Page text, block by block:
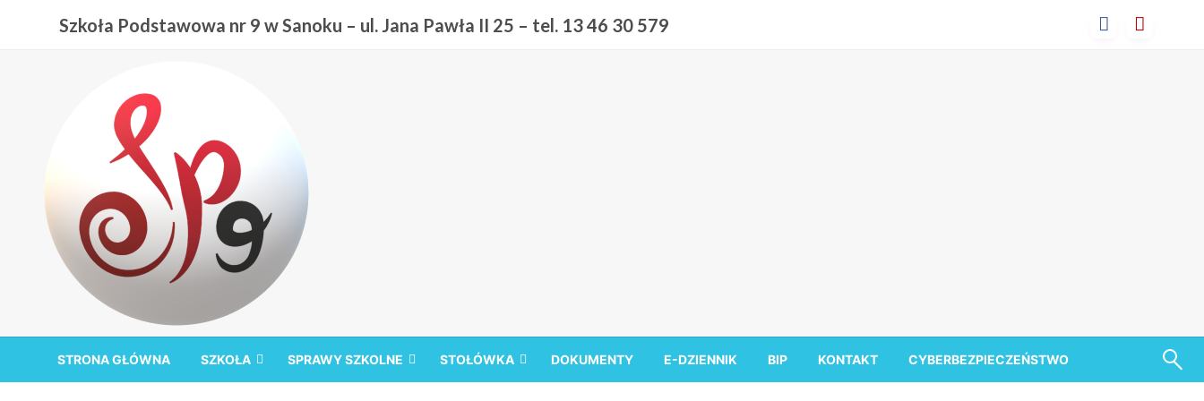
treści
Szkoła Podstawowa nr 9 w Sanoku – ul. Jana Pawła II 25 – tel. 13 46 30 579
Szkoła Podstawowa nr 9 w Sanoku
STRONA GŁÓWNA SZKOŁA SPRAWY SZKOLNE STOŁÓWKA DOKUMENTY E-DZIENNIK BIP KONTAKT CYBERBEZPIECZEŃSTWO